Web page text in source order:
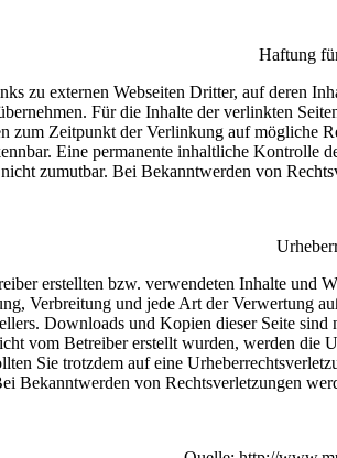
Haftung
zu externen Webseiten Dritter, auf deren
Für die Inhalte der verlinkten
zum Zeitpunkt der Verlinkung auf mögliche
Eine permanente inhaltliche Kontrolle
zumutbar. Bei Bekanntwerden von
erstellten bzw. verwendeten Inhalte und
Verbreitung und jede Art der Verwertung
Downloads und Kopien dieser Seite
vom Betreiber erstellt wurden, werden die
Sie trotzdem auf eine
Bekanntwerden von Rechtsverletzungen